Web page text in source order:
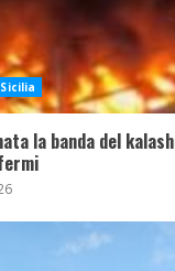
la banda del